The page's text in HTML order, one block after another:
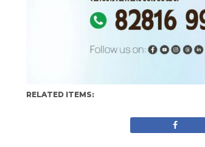
RELATED ITEMS: